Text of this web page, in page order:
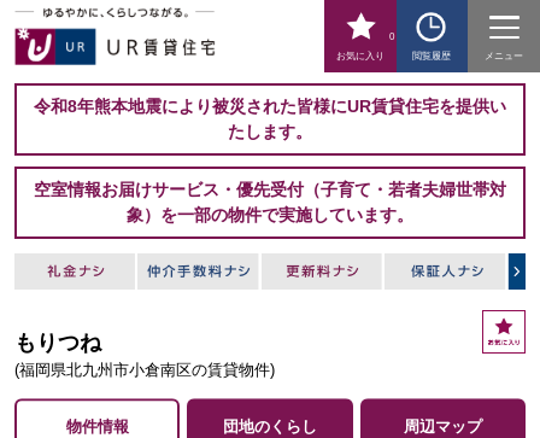
お気に入り
0
閲覧履歴
メニュー
令和8年熊本地震により被災された皆様にUR賃貸住宅を提供い
たします。
空室情報お届けサービス・優先受付（子育て・若者夫婦世帯対
象）を一部の物件で実施しています。
もりつね
(福岡県北九州市小倉南区の賃貸物件)
お
気
物件情報 団地のくらし 周辺マップ